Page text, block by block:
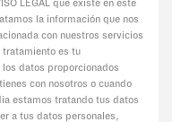
LEGAL que existe en este
la información que nos
con nuestros servicios
tratamiento es tu
datos proporcionados
con nosotros o cuando
estamos tratando tus datos
a tus datos personales,